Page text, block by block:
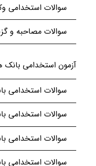
سوالات استخدامی
سوالات مصاحبه و
آزمون استخدامی بانک
سوالات استخدامی
سوالات استخدامی
سوالات استخدامی
سوالات استخدامی